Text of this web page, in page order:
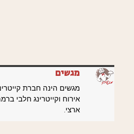
מגשים
מגשים הינה חברת
אירוח וקייטרינג חלבי
ארצי.